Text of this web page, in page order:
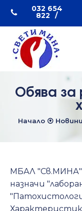
032 654
822
Обява за
Начало ⦿ Новини
МБАЛ
назначи